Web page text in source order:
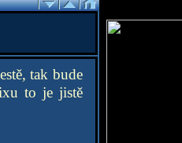
tak bude
to je jistě